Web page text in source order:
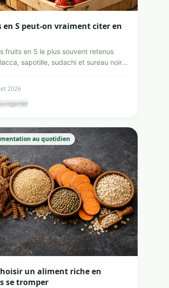
en S peut-on vraiment citer en
fruits en S le plus souvent retenus
sapotille, sudachi et sureau noir.
2026
au quotidien
un aliment riche en
se tromper